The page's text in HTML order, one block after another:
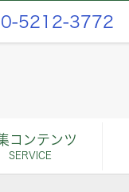
5212-3772
コンテンツ
SERVICE